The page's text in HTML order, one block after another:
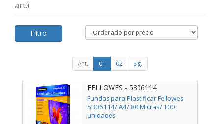
art.)
Filtro
Ant. 01 02 Sig.
FELLOWES - 5306114
Fundas para Plastificar Fellowes
5306114/ A4/ 80 Micras/ 100
unidades